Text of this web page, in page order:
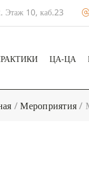
Этаж 10, каб.23
ЦА-ЦА
/Мероприятия/